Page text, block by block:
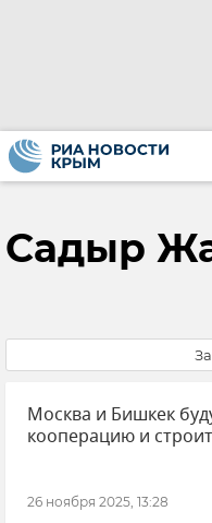
Садыр
Москва и Бишкек
кооперацию и
26 ноября 2025, 13:28